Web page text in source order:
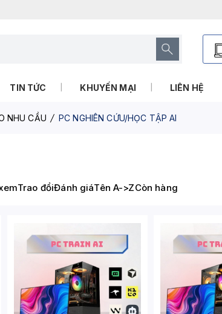
TIN TỨC KHUYẾN MẠI LIÊN HỆ
NHU CẦU PC NGHIÊN CỨU/HỌC TẬP AI
Trao đổiĐánh giáTên A->ZCòn hàng